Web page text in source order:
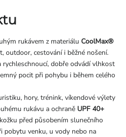
rukávem z materiálu CoolMax®
outdoor, cestování i běžné nošení.
rychleschnoucí, dobře odvádí vlhkost
pocit při pohybu i během celého
hory, trénink, víkendové výlety
rukávu a ochraně UPF 40+
před působením slunečního
pobytu venku, u vody nebo na